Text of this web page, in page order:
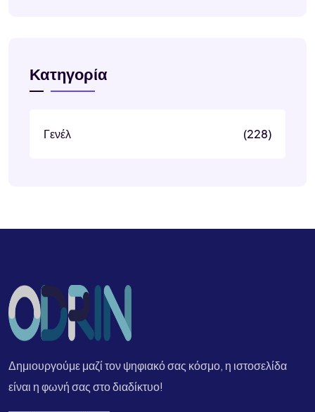
Κατηγορία
Γενέλ (228)
Δημιουργούμε μαζί τον ψηφιακό σας κόσμο, η ιστοσελίδα
είναι η φωνή σας στο διαδίκτυο!